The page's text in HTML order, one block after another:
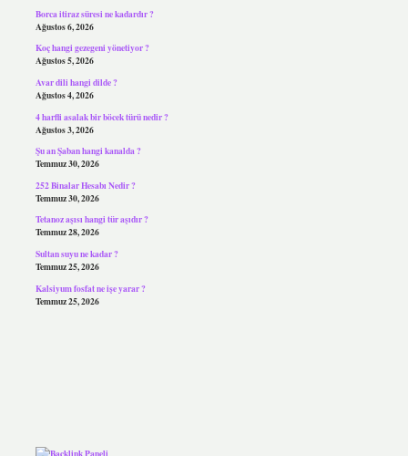
Borca itiraz süresi ne kadardır ?
Ağustos 6, 2026
Koç hangi gezegeni yönetiyor ?
Ağustos 5, 2026
Avar dili hangi dilde ?
Ağustos 4, 2026
4 harfli asalak bir böcek türü nedir ?
Ağustos 3, 2026
Şu an Şaban hangi kanalda ?
Temmuz 30, 2026
252 Binalar Hesabı Nedir ?
Temmuz 30, 2026
Tetanoz aşısı hangi tür aşıdır ?
Temmuz 28, 2026
Sultan suyu ne kadar ?
Temmuz 25, 2026
Kalsiyum fosfat ne işe yarar ?
Temmuz 25, 2026